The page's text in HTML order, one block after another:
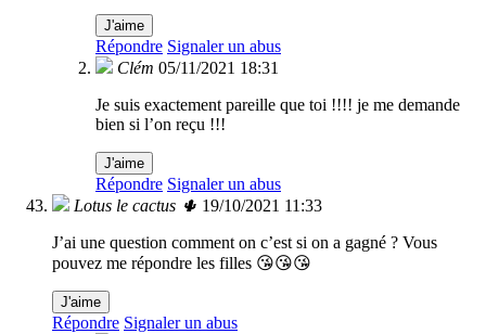
J'aime
Répondre Signaler un abus
Clém 05/11/2021 18:31
Je suis exactement pareille que toi !!!! je me demande
bien si l’on reçu !!!
J'aime
Répondre Signaler un abus
Lotus le cactus 🌵 19/10/2021 11:33
J’ai une question comment on c’est si on a gagné ? Vous
pouvez me répondre les filles 😘😘😘
J'aime
Répondre Signaler un abus